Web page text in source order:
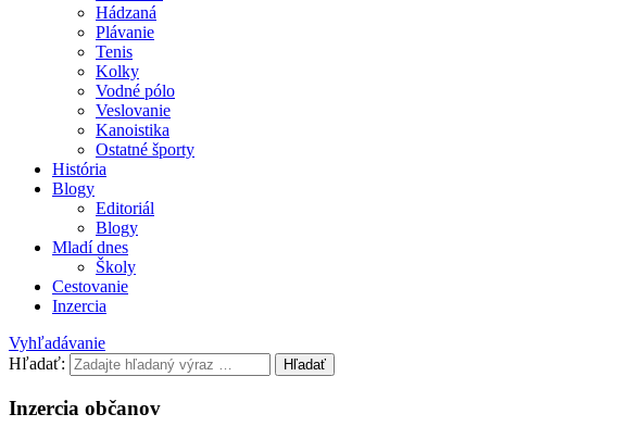
Hádzaná
Plávanie
Tenis
Kolky
Vodné pólo
Veslovanie
Kanoistika
Ostatné športy
História
Blogy
Editoriál
Blogy
Mladí dnes
Školy
Cestovanie
Inzercia
Vyhľadávanie
Hľadať:
Hľadať
Inzercia občanov